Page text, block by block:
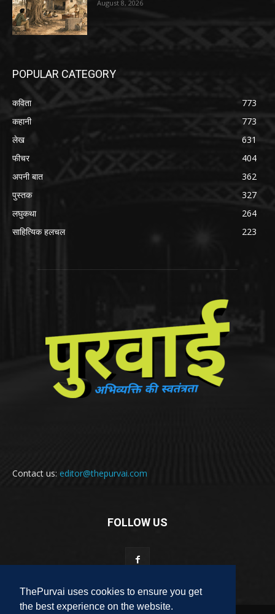
ThePurvai uses cookies to ensure you get
the best experience on the website.
August 8, 2026
POPULAR CATEGORY
कविता
773
कहानी
773
लेख
631
फीचर
404
अपनी बात
362
पुस्तक
327
लघुकथा
264
साहित्यिक हलचल
223
Contact us: editor@thepurvai.com
FOLLOW US